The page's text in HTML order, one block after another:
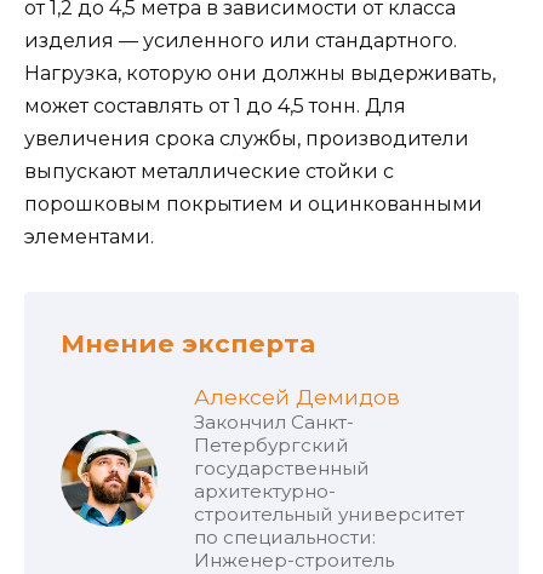
от 1,2 до 4,5 метра в зависимости от класса
изделия — усиленного или стандартного.
Нагрузка, которую они должны выдерживать,
может составлять от 1 до 4,5 тонн. Для
увеличения срока службы, производители
выпускают металлические стойки с
порошковым покрытием и оцинкованными
элементами.
Мнение эксперта
Алексей Демидов
Закончил Санкт-
Петербургский
государственный
архитектурно-
строительный университет
по специальности:
Инженер-строитель